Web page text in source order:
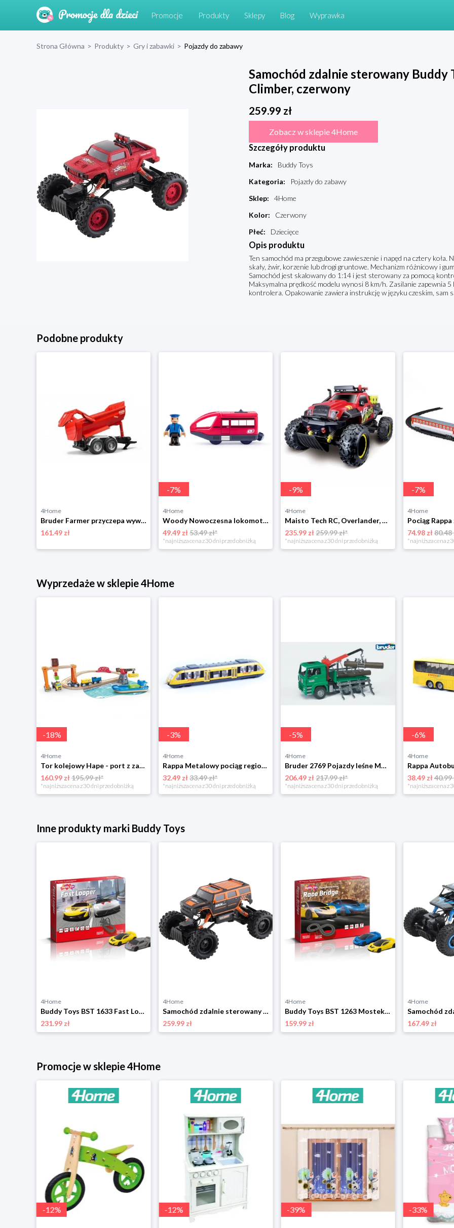
Promocje Produkty Sklepy Blog Wyprawka
Strona Główna > Produkty > Gry i zabawki > Pojazdy do zabawy
Samochód zdalnie sterowany Buddy
Climber, czerwony
259.99 zł
Zobacz w sklepie 4Home
Szczegóły produktu
Marka:
Buddy Toys
Kategoria:
Pojazdy do zabawy
Sklep:
4Home
Kolor:
Czerwony
Płeć: Dziecięce
Opis produktu
Ten samochód ma przegubowe zawieszenie i napęd na cztery
skały, żwir, korzenie lub drogi gruntowe. Mechanizm różnicowy i
Samochód jest skalowany do 1:14 i jest sterowany za pomocą
Maksymalna prędkość modelu wynosi 8 km/h. Zasilanie zapewnia
kontrolera. Opakowanie zawiera instrukcję w języku czeskim, sam
Podobne produkty
4Home
Bruder Farmer przyczepa wywrotka Krampe czerwony, 49 x 18,8 x 21,2 cm BRUDER
161.49 zł
-7%
4Home
Woody Nowoczesna lokomotywa elektryczna do torów kolejowych, czerwony
49.49 zł53.49 zł*
*najniższa cena z 30 dni przed obniżką
-9%
4Home
Maisto Tech RC, Overlander, 2.4 Ghz, czerwony 4-Home
235.99 zł259.99 zł*
*najniższa cena z 30 dni przed obniżką
-7%
4Home
74.98 zł80.48
*najniższa cena z
Wyprzedaże w sklepie 4Home
-18%
4Home
Tor kolejowy Hape - port z załadunkiem irozładunkiem
160.99 zł195.99 zł*
*najniższa cena z 30 dni przed obniżką
-3%
4Home
Rappa Metalowy pociąg regionalny RegioJet, 17 cm
32.49 zł33.49 zł*
*najniższa cena z 30 dni przed obniżką
-5%
4Home
Bruder 2769 Pojazdy leśne MAN TGA Timber tir z ramieniem załadowczym i 3 kłodami drewna BRUDER
206.49 zł217.99 zł*
*najniższa cena z 30 dni przed obniżką
-6%
4Home
38.49 zł40.99
*najniższa cena z
Inne produkty marki Buddy Toys
4Home
Buddy Toys BST 1633 Fast Looper, 630 cm
231.99 zł
4Home
Samochód zdalnie sterowany Buddy Toys BRC 14.613RC Rock Climber, pomarańczowy
259.99 zł
4Home
Buddy Toys BST 1263 Mostek wyścigowy, 260 cm
159.99 zł
4Home
167.49 zł
Promocje w sklepie 4Home
-12% -12% -39% -33%